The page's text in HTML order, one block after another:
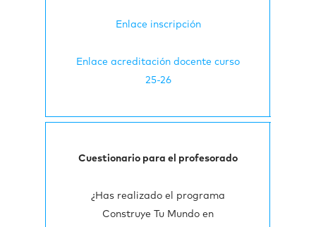
Enlace inscripción
Enlace acreditación docente curso
25-26
Cuestionario para el profesorado
¿Has realizado el programa
Construye Tu Mundo en